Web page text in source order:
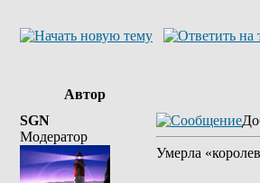
Автор
SGN
Модератор
Умерла